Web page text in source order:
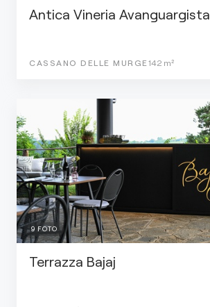
Antica Vineria Avanguargista
CASSANO DELLE MURGE 142m²
9 FOTO
Terrazza Bajaj